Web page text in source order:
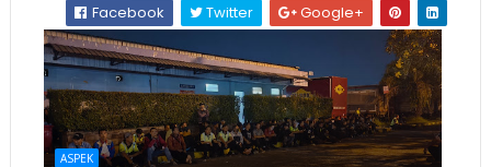
Facebook
Twitter Google+
ASPEK